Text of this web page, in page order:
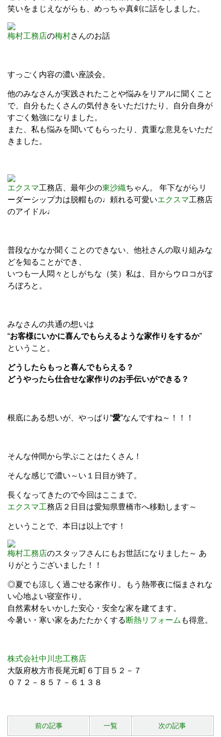
笑いをまじえながらも、めっちゃ真剣に話をしました。
梅村工務店の梅村さんのお話
すっごく内容の濃い座談会。
他のみなさんが実践されたことや悩みをリアルに聞くこと
で、自分もたくさんの気付きをいただけたり、自分自身が
すごく勉強になりました。
また、私も悩みを聞いてもらったり、貴重な意見をいただ
きました。
エクスマ工務店、最年少の東沙織ちゃん。 年下ながらリ
ーダーシップ力は脱帽もの♩頼れる可愛いエクスマ工務店
のアイドル♩
普段なかなか聞くことのできない、他社さんの取り組みな
どを知ることができ、
いつも一人悶々としがちな（笑）私は、目からウロコがぼ
ろぼろと。
みなさんの共通の想いは
“お客様にいかに喜んでもらえるような家作りをするか”
ということ。
どうしたらもっと喜んでもらえる？
どうやったら仕合せな家作りのお手伝いができる？
根底にある想いが、やっぱり“愛”なんですね～！！！
そんな仲間から学ぶことはたくさん！
そんな感じで濃い～い１日目が終了。
長くなってきたので今回はここまで。
エクスマ工務店２日目は愛知県豊橋市へ移動します～
ということで、本日は以上です！
梅村工務店のスタッフさんにもお世話になりました～ あ
りがとうございました！！
◎夏でも涼しく過ごせる家作り。もう熱帯夜に悩まされな
い心地よい寝室作り。
自然素材をいかした安心・安全な家を建てます。
今暑い・寒い家をあたたかくする 断熱リフォーム も得意。
株式会社中川忠工務店
大阪府枚方市長尾元町６丁目５２－７
０７２－８５７－６１３８
前の記事 一覧 次の記事